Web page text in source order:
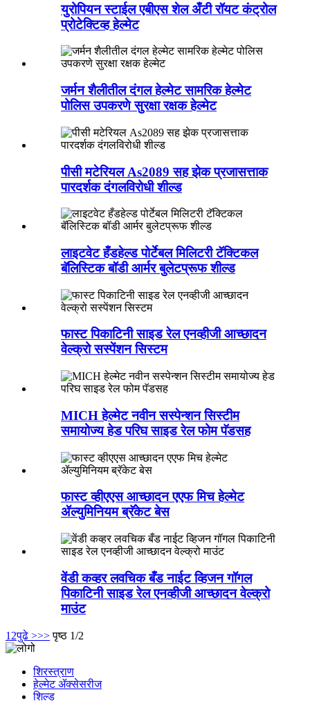
युरोपियन स्टाईल एबीएस शेल अँटी रॉयट कंट्रोल
प्रोटेक्टिव्ह हेल्मेट
जर्मन शैलीतील दंगल हेल्मेट सामरिक हेल्मेट
पोलिस उपकरणे सुरक्षा रक्षक हेल्मेट
पीसी मटेरियल As2089 सह झेक प्रजासत्ताक
पारदर्शक दंगलविरोधी शील्ड
लाइटवेट हँडहेल्ड पोर्टेबल मिलिटरी टॅक्टिकल
बॅलिस्टिक बॉडी आर्मर बुलेटप्रूफ शील्ड
फास्ट पिकाटिनी साइड रेल एनव्हीजी आच्छादन
वेल्क्रो सस्पेंशन सिस्टम
MICH हेल्मेट नवीन सस्पेन्शन सिस्टीम
समायोज्य हेड परिघ साइड रेल फोम पॅडसह
फास्ट व्हीएएस आच्छादन एएफ मिच हेल्मेट
ॲल्युमिनियम ब्रॅकेट बेस
वेंडी कव्हर लवचिक बँड नाईट व्हिजन गॉगल
पिकाटिनी साइड रेल एनव्हीजी आच्छादन वेल्क्रो
माउंट
1 2पुढे >>> पृष्ठ 1/2
शिरस्त्राण
हेल्मेट ॲक्सेसरीज
शिल्ड